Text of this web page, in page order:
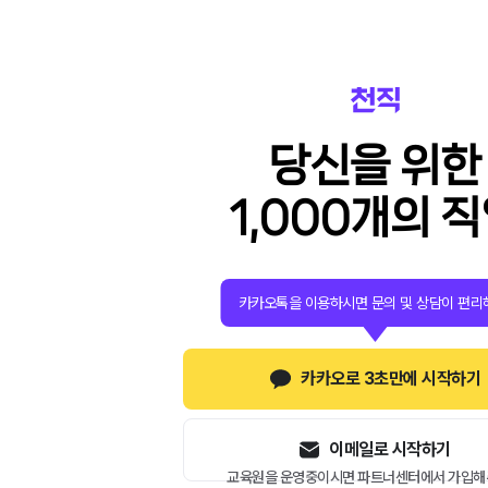
당신을 위한
1,000개의 직
카카오로 3초만에 시작하기
카카오톡을 이용하시면 문의 및 상담이 편리
이메일로 시작하기
교육원을 운영중이시면 파트너센터에서 가입